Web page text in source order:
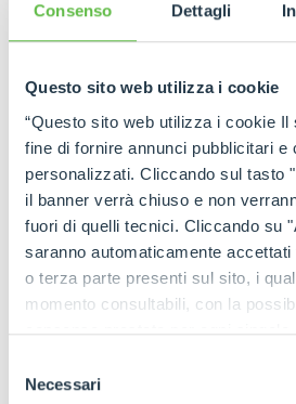
Consenso Dettagli
Questo sito web utilizza i cookie
“Questo sito web utilizza i cookie
fine di fornire annunci pubblicitari e
personalizzati. Cliccando sul tasto
il banner verrà chiuso e non
fuori di quelli tecnici. Cliccando su
saranno automaticamente
o terza parte presenti sul sito, i
momento consultabili, con la
consenso prestato per ogni
ogni pagina, selezionare "Modifichi
delNecessari
Read more
26 Sep 2025
Merlo at Agritechnica 2025:
New Digital Solutions, and New
Read more
NEWS